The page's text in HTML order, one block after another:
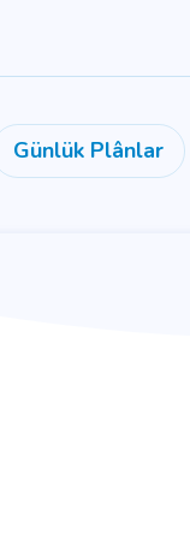
Günlük Plânlar